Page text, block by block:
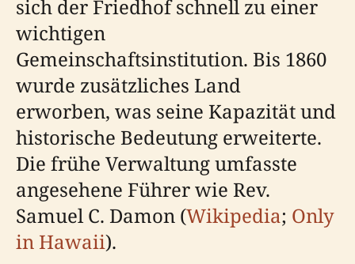
sich der Friedhof schnell zu einer
wichtigen
Gemeinschaftsinstitution. Bis 1860
wurde zusätzliches Land
erworben, was seine Kapazität und
historische Bedeutung erweiterte.
Die frühe Verwaltung umfasste
angesehene Führer wie Rev.
Samuel C. Damon (Wikipedia; Only
in Hawaii).